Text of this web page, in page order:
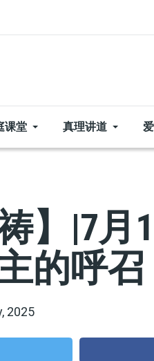
课堂 真理讲道
】|7月
的呼召
2025